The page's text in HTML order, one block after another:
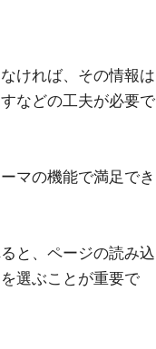
ければ、その情報は
などの工夫が必要で
マの機能で満足でき
と、ページの読み込
選ぶことが重要で